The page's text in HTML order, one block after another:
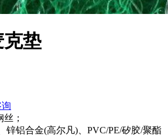
垫
；
锌铝合金(高尔凡)、PVC/PE/矽胶/聚酯